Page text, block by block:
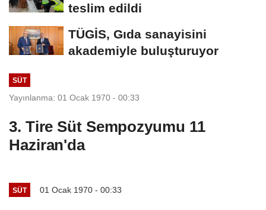
teslim edildi
TÜGİS, Gıda sanayisini
akademiyle buluşturuyor
SÜT
Yayınlanma: 01 Ocak 1970 - 00:33
3. Tire Süt Sempozyumu 11
Haziran'da
SÜT 01 Ocak 1970 - 00:33